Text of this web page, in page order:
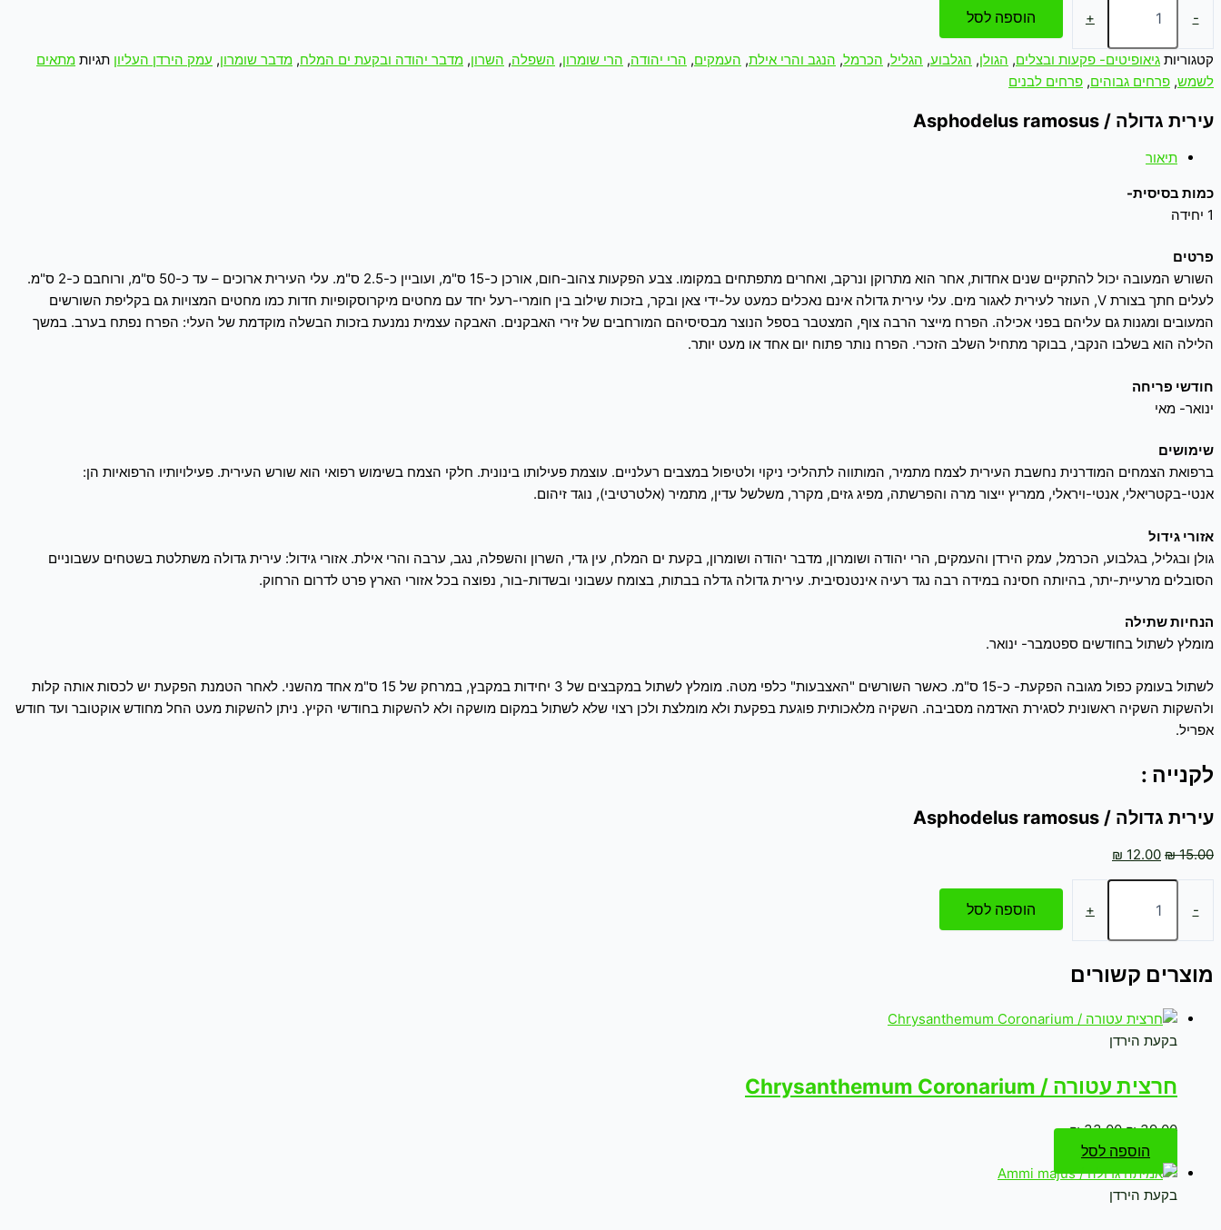
-
+ הוספה לסל
קטגוריות גיאופיטים- פקעות ובצלים, הגולן, הגלבוע, הגליל, הכרמל, הנגב והרי אילת, העמקים, הרי יהודה, הרי שומרון, השפלה, השרון, מדבר יהודה ובקעת ים המלח, מדבר שומרון, עמק הירדן העליון תגיות מתאים
לשמש, פרחים גבוהים, פרחים לבנים
עירית גדולה / Asphodelus ramosus
תיאור
כמות בסיסית-
1 יחידה
פרטים
השורש המעובה יכול להתקיים שנים אחדות, אחר הוא מתרוקן ונרקב, ואחרים מתפתחים במקומו. צבע הפקעות צהוב-חום, אורכן כ-15 ס"מ, ועוביין כ-2.5 ס"מ. עלי העירית ארוכים – עד כ-50 ס"מ, ורוחבם כ-2 ס"מ.
לעלים חתך בצורת V, העוזר לעירית לאגור מים. עלי עירית גדולה אינם נאכלים כמעט על-ידי צאן ובקר, בזכות שילוב בין חומרי-רעל יחד עם מחטים מיקרוסקופיות חדות כמו מחטים המצויות גם בקליפת השורשים
המעובים ומגנות גם עליהם בפני אכילה. הפרח מייצר הרבה צוף, המצטבר בספל הנוצר מבסיסיהם המורחבים של זירי האבקנים. האבקה עצמית נמנעת בזכות הבשלה מוקדמת של העלי: הפרח נפתח בערב. במשך
הלילה הוא בשלבו הנקבי, בבוקר מתחיל השלב הזכרי. הפרח נותר פתוח יום אחד או מעט יותר.
חודשי פריחה
ינואר- מאי
שימושים
ברפואת הצמחים המודרנית נחשבת העירית לצמח מתמיר, המותווה לתהליכי ניקוי ולטיפול במצבים רעלניים. עוצמת פעילותו בינונית. חלקי הצמח בשימוש רפואי הוא שורש העירית. פעילויותיו הרפואיות הן:
אנטי-בקטריאלי, אנטי-ויראלי, ממריץ ייצור מרה והפרשתה, מפיג גזים, מקרר, משלשל עדין, מתמיר (אלטרטיבי), נוגד זיהום.
אזורי גידול
גולן ובגליל, בגלבוע, הכרמל, עמק הירדן והעמקים, הרי יהודה ושומרון, מדבר יהודה ושומרון, בקעת ים המלח, עין גדי, השרון והשפלה, נגב, ערבה והרי אילת. אזורי גידול: עירית גדולה משתלטת בשטחים עשבוניים
הסובלים מרעיית-יתר, בהיותה חסינה במידה רבה נגד רעיה אינטנסיבית. עירית גדולה גדלה בבתות, בצומח עשבוני ובשדות-בור, נפוצה בכל אזורי הארץ פרט לדרום הרחוק.
הנחיות שתילה
מומלץ לשתול בחודשים ספטמבר- ינואר.
לשתול בעומק כפול מגובה הפקעת- כ-15 ס"מ. כאשר השורשים "האצבעות" כלפי מטה. מומלץ לשתול במקבצים של 3 יחידות במקבץ, במרחק של 15 ס"מ אחד מהשני. לאחר הטמנת הפקעת יש לכסות אותה קלות
ולהשקות השקיה ראשונית לסגירת האדמה מסביבה. השקיה מלאכותית פוגעת בפקעת ולא מומלצת ולכן רצוי שלא לשתול במקום מושקה ולא להשקות בחודשי הקיץ. ניתן להשקות מעט החל מחודש אוקטובר ועד חודש
אפריל.
לקנייה :
עירית גדולה / Asphodelus ramosus
₪15.00
₪ 12.00
-
+ הוספה לסל
מוצרים קשורים
בקעת הירדן
חרצית עטורה / Chrysanthemum Coronarium
₪39.00
₪33.00
הוספה לסל
בקעת הירדן